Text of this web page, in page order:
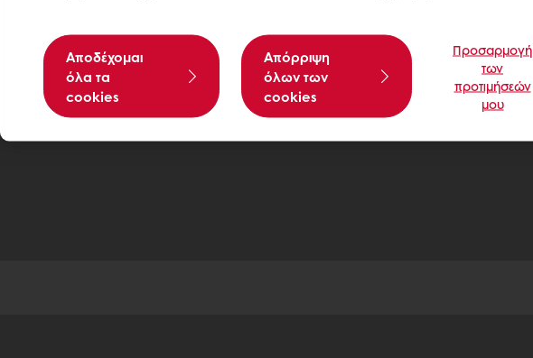
Αποδέχομαι
όλα τα
cookies
Aπόρριψη
όλων των
cookies
Προσαρμογή
των
προτιμήσεών
μου